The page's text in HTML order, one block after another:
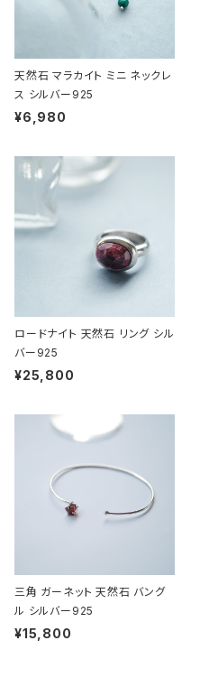
天然石 マラカイト ミニ ネックレ
ス シルバー925
¥6,980
ロードナイト 天然石 リング シル
バー925
¥25,800
三角 ガーネット 天然石 バング
ル シルバー925
¥15,800